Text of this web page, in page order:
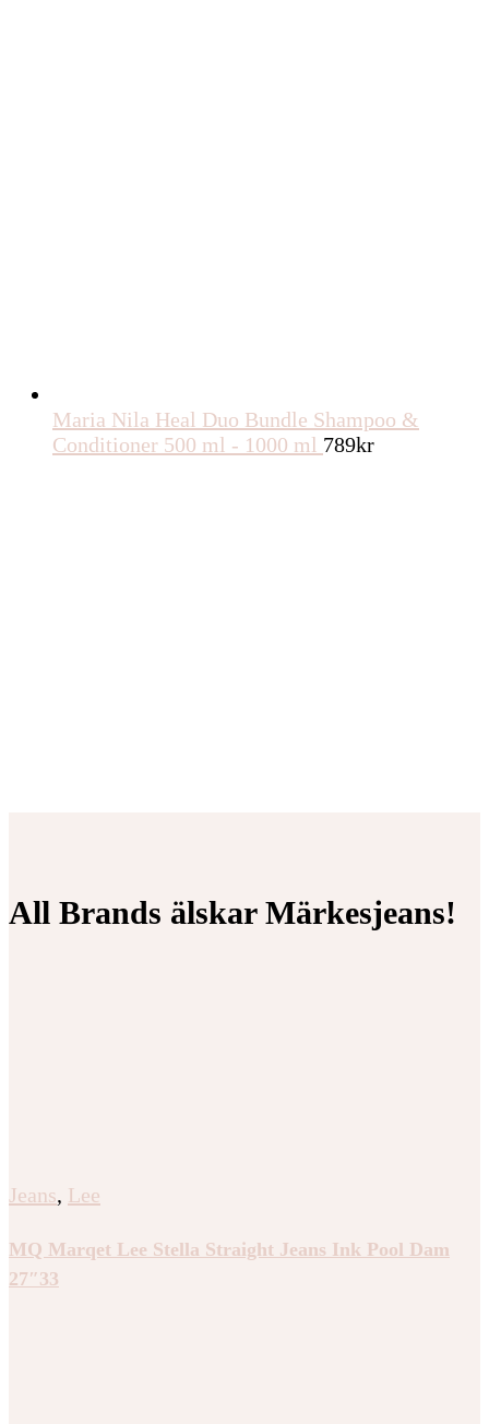
Maria Nila Heal Duo Bundle Shampoo &
Conditioner 500 ml - 1000 ml 789kr
All Brands älskar Märkesjeans!
Jeans, Lee
MQ Marqet Lee Stella Straight Jeans Ink Pool Dam
27″33